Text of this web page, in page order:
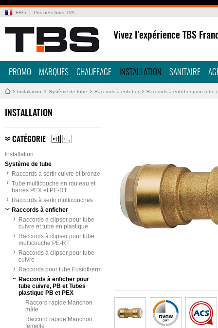
FR/fr Prix nets hors TVA
Vivez l’expérience TBS
PROMO MARQUES CHAUFFAGE INSTALLATION SANITAIRE
Installation Système de tube Raccords à enficher Raccords à enficher pour tube
INSTALLATION
CATÉGORIE
Installation
Système de tube
Raccords à sertir cuivre et bronze
Tube multicouche en rouleau et
barres PEX et PE-RT
Raccords à sertir multicouches
Raccords à enficher
Raccords à clipser pour tube
cuivre et tube en plastique
Raccords à clipser pour tube
multicouche PE-RT
Raccords à clipser pour tube
cuivre
Raccords pour tube Fusiotherm
Raccords à enficher pour
tube cuivre, PB et Tubes
plastique PB et PEX
Raccord rapide Manchon
mâle
Raccord rapide Manchon
femelle